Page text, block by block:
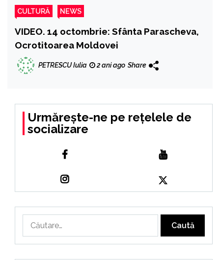
CULTURĂ NEWS
VIDEO. 14 octombrie: Sfânta Parascheva,
Ocrotitoarea Moldovei
PETRESCU Iulia 2 ani ago Share
Urmărește-ne pe rețelele de
socializare